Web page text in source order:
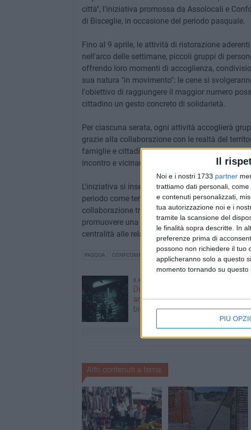
Il
Noi e i nostri 1733 partner
trattiamo dati personali,
e contenuti personalizzati,
tua autorizzazione noi e i
tramite la scansione del
le finalità sopra descritte. In
preferenze prima di
possono non richiedere il tuo
applicheranno solo a questo
momento tornando su questo
PIÙ
città", l'iniziativa promossa da Assolocali e
di Bisceglie, in occasione del periodo pasquale.
Fino al 9 aprile, le attività di ristorazione
nell'arco delle settimane, piccoli gruppi di
offrendo loro momenti di accoglienza,
sua natura "in movimento": le cene si
l'obiettivo di raggiungere il maggior numero
cittadino un gesto concreto di solidarietà.
Per ciascuna serata, ogni attività accoglierà
grazie alla collaborazione con le realtà del
famiglie e cittadini in difficoltà, offrendo
incontro e vicinanza.
L'iniziativa si inserisce nel programma degli
periodo come tempo di comunità, attenzione
collaborazione tra istituzioni, associazioni e
promuovere una cultura dell'inclusione. Un
centralità alle relazioni e contribuisce a rendere
PASQUA CONFCOMMERCIO CONFCOMMERCIO BISCEGLIE
8 AGOSTO 2026
Due latitanti del clan Capriati
arrestati in un casolare dell'agro
biscegliese
Altri contenuti a tema